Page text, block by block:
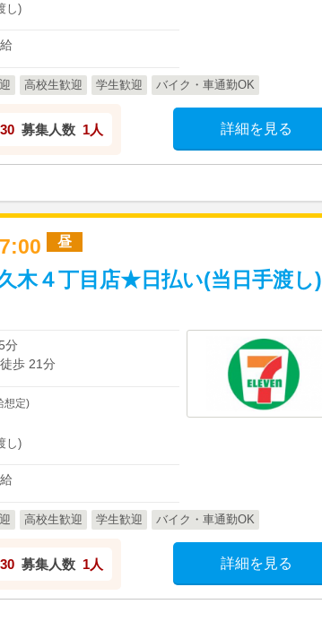
し)
高校生歓迎 学生歓迎 バイク・車通勤OK
募集人数 1人 詳細を見る
昼
木４丁目店★日払い(当日手渡し)
分
歩 21分
想定)
し)
高校生歓迎 学生歓迎 バイク・車通勤OK
募集人数 1人 詳細を見る